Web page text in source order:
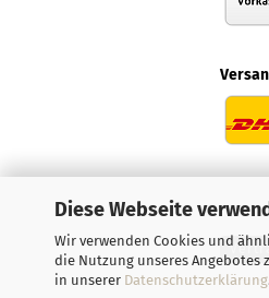
Diese Webseite
Wir verwenden Cookies und
die Nutzung unseres
in unserer Datenschutzerklärung